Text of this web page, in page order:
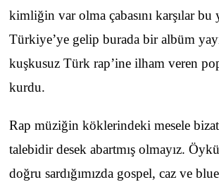
kimliğin var olma çabasını karşılar bu
Türkiye’ye gelip burada bir albüm
kuşkusuz Türk rap’ine ilham veren
kurdu.
Rap müziğin köklerindeki mesele
talebidir desek abartmış olmayız.
doğru sardığımızda gospel, caz ve